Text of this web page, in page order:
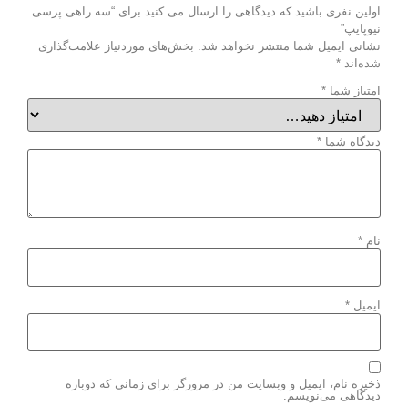
اولین نفری باشید که دیدگاهی را ارسال می کنید برای “سه راهی پرسی
نیوپایپ”
نشانی ایمیل شما منتشر نخواهد شد. بخش‌های موردنیاز علامت‌گذاری
شده‌اند *
امتیاز شما *
دیدگاه شما *
نام *
ایمیل *
ذخیره نام، ایمیل و وبسایت من در مرورگر برای زمانی که دوباره
دیدگاهی می‌نویسم.